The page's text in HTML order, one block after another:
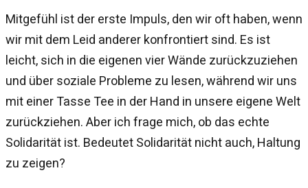
Mitgefühl ist der erste Impuls, den wir oft haben, wenn
wir mit dem Leid anderer konfrontiert sind. Es ist
leicht, sich in die eigenen vier Wände zurückzuziehen
und über soziale Probleme zu lesen, während wir uns
mit einer Tasse Tee in der Hand in unsere eigene Welt
zurückziehen. Aber ich frage mich, ob das echte
Solidarität ist. Bedeutet Solidarität nicht auch, Haltung
zu zeigen?